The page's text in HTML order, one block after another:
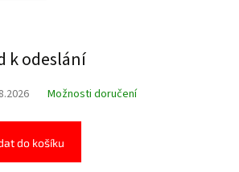
k odeslání
Možnosti doručení
do košíku